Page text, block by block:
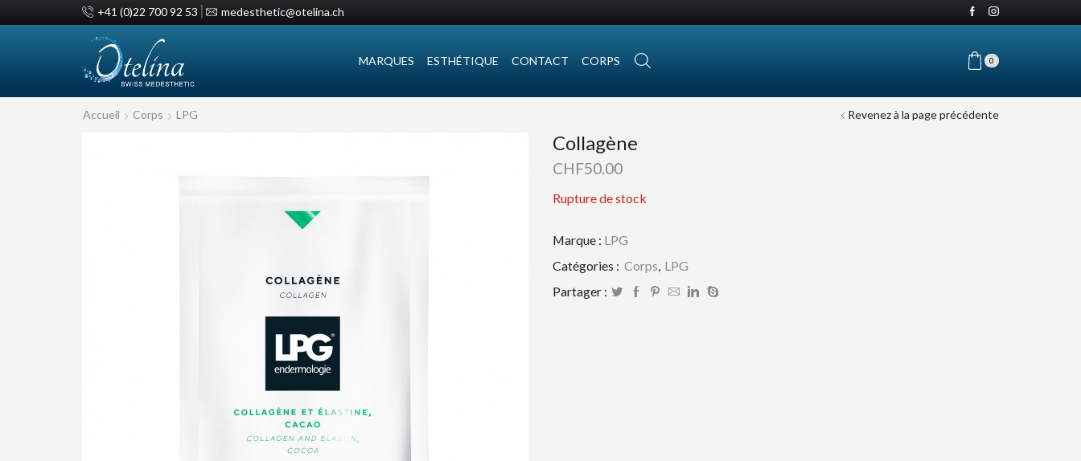
+41 (0)22 700 92 53 medesthetic@otelina.ch
MARQUES ESTHÉTIQUE CONTACT CORPS 0
Accueil Corps LPG Revenez à la page précédente
Collagène
CHF50.00
Rupture de stock
Marque : LPG
Catégories : Corps LPG
Partager :